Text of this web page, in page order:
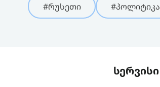
#რუსეთი #პოლიტიკა
სერვისი